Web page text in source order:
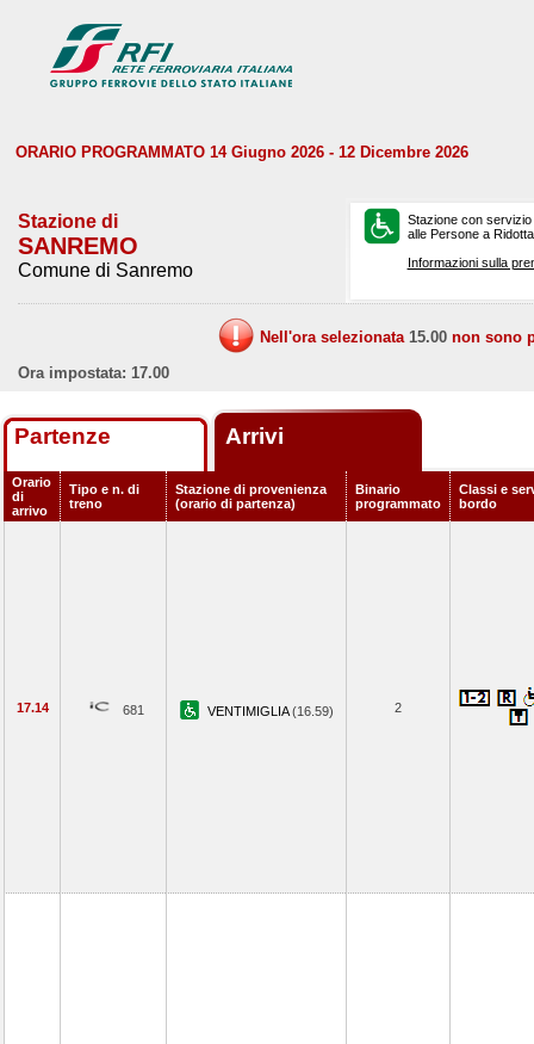
ORARIO PROGRAMMATO 14 Giugno 2026 - 12 Dicembre 2026
Stazione di
SANREMO
Comune di Sanremo
Stazione con
alle Persone a
Informazioni sulla
Nell'ora selezionata 15.00 non sono
Ora impostata: 17.00
Partenze Arrivi
Orario
di
arrivo
Tipo e n. di
treno
Stazione di provenienza
(orario di partenza)
Binario
programmato
Classi e
bordo
17.14 681 VENTIMIGLIA(16.59) 2